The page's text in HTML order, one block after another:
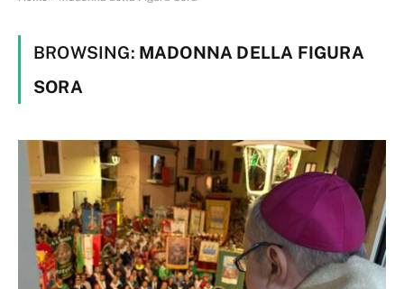
BROWSING: MADONNA DELLA FIGURA
SORA